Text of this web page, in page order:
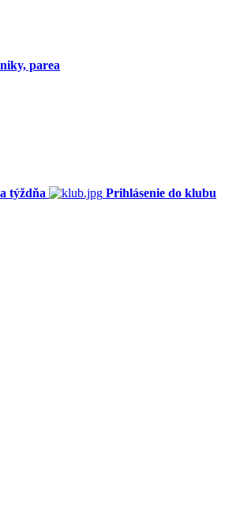
parea
týždňa
Prihlásenie do klubu